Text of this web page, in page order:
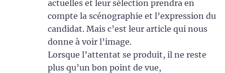
actuelles et leur sélection prendra en
compte la scénographie et l’expression du
candidat. Mais c’est leur article qui nous
donne à voir l’image.
Lorsque l’attentat se produit, il ne reste
plus qu’un bon point de vue,